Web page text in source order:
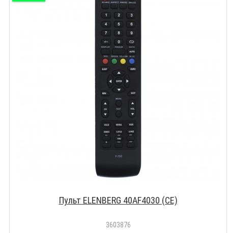
Пульт ELENBERG 40AF4030 (CE)
3603876